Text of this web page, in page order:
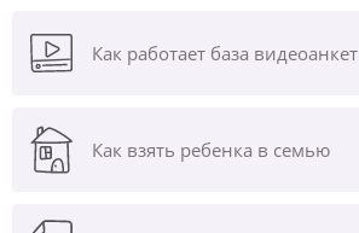
Как работает база видеоанкет
Как взять ребенка в семью